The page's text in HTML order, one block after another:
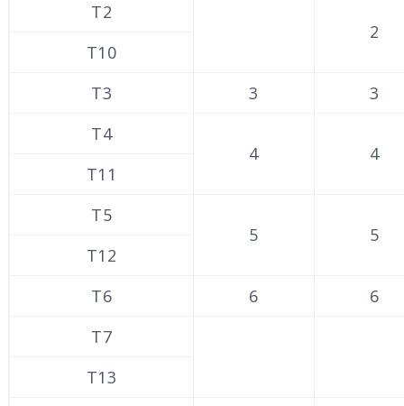
Т2
2
Т10
Т3
3
3
Т4
4
4
Т11
Т5
5
5
Т12
Т6
6
6
Т7
Т13